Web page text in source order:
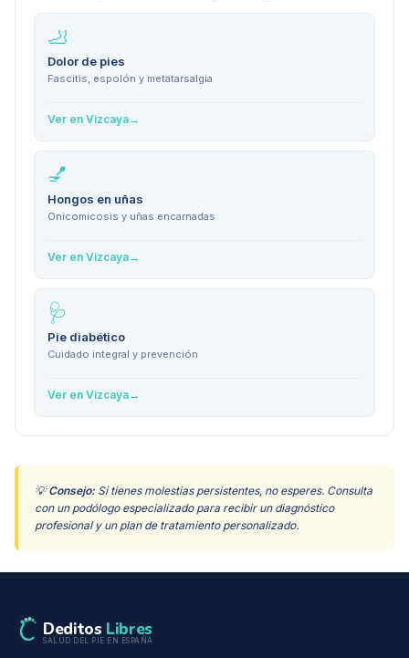
🦶
Dolor de pies
Fascitis, espolón y metatarsalgia
Ver en Vizcaya→
💅
Hongos en uñas
Onicomicosis y uñas encarnadas
Ver en Vizcaya→
🩺
Pie diabético
Cuidado integral y prevención
Ver en Vizcaya→
💡Consejo:Si tienes molestias persistentes, no esperes. Consulta
con un podólogo especializado para recibir un diagnóstico
profesional y un plan de tratamiento personalizado.
Deditos Libres
SALUD DEL PIE EN ESPAÑA